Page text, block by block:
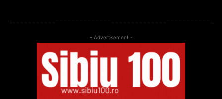
- Advertisement -